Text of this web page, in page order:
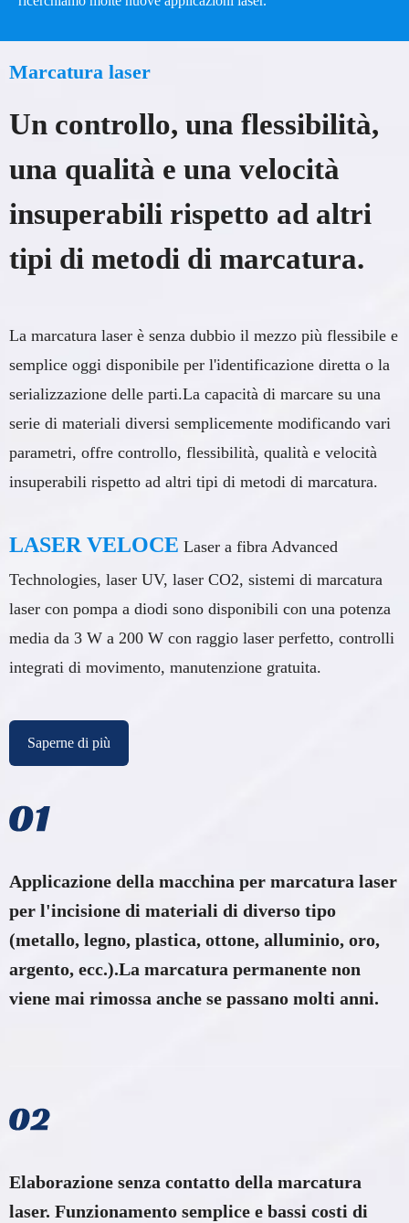
A
Marcatura laser
Un controllo, una flessibilità,
una qualità e una velocità
insuperabili rispetto ad altri
tipi di metodi di marcatura.
La marcatura laser è senza dubbio il mezzo più flessibile e
semplice oggi disponibile per l'identificazione diretta o la
serializzazione delle parti.La capacità di marcare su una
serie di materiali diversi semplicemente modificando vari
parametri, offre controllo, flessibilità, qualità e velocità
insuperabili rispetto ad altri tipi di metodi di marcatura.
LASER VELOCE Laser a fibra Advanced
Technologies, laser UV, laser CO2, sistemi di marcatura
laser con pompa a diodi sono disponibili con una potenza
media da 3 W a 200 W con raggio laser perfetto, controlli
integrati di movimento, manutenzione gratuita.
Saperne di più
Applicazione della macchina per marcatura laser
per l'incisione di materiali di diverso tipo
(metallo, legno, plastica, ottone, alluminio, oro,
argento, ecc.).La marcatura permanente non
viene mai rimossa anche se passano molti anni.
Elaborazione senza contatto della marcatura
laser. Funzionamento semplice e bassi costi di